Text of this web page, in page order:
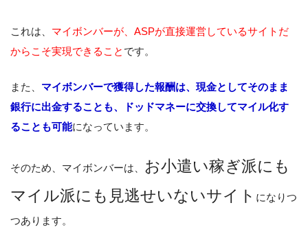
これは、 マイボンバーが、ASPが直接運営しているサイトだ
からこそ実現できること です。
また、 マイボンバーで獲得した報酬は、現金としてそのまま
銀行に出金することも、ドッドマネーに交換してマイル化す
ることも可能になっています。
そのため、マイボンバーは、 お小遣い稼ぎ派にも
マイル派にも見逃せいないサイト になりつ
つあります。